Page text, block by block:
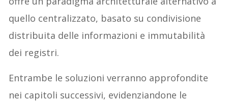
quello centralizzato, basato su condivisione
distribuita delle informazioni e immutabilità
dei registri.
Entrambe le soluzioni verranno approfondite
nei capitoli successivi, evidenziandone le